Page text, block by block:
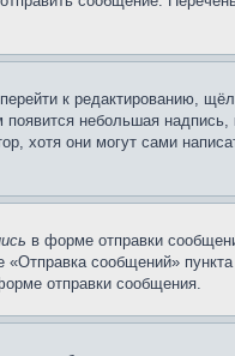
к редактированию,
небольшая надпись,
хотя они могут сами
в форме отправки
сообщений»
отправки сообщения.